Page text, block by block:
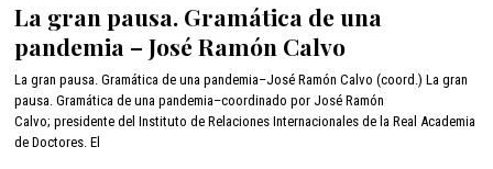
c
m
b
r
La gran pausa. Gramática de una
pandemia – José Ramón Calvo
La gran pausa. Gramática de una pandemia–José Ramón Calvo (coord.) La gran
pausa. Gramática de una pandemia–coordinado por José Ramón
Calvo; presidente del Instituto de Relaciones Internacionales de la Real Academia
de Doctores. El